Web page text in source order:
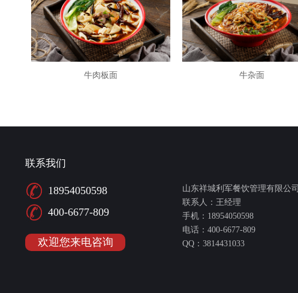
牛肉板面 牛杂面
联系我们
18954050598
400-6677-809
欢迎您来电咨询
山东祥城利军餐饮管理有限公司
联系人：王经理
手机：18954050598
电话：400-6677-809
QQ：3814431033